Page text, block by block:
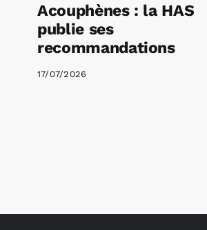
Acouphènes : la HAS
publie ses
recommandations
17/07/2026